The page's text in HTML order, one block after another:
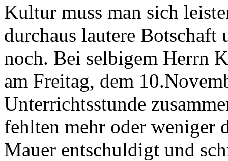
Kultur muss man sich
durchaus lautere
noch. Bei selbigem Herrn
am Freitag, dem
Unterrichtsstunde
fehlten mehr oder weniger
Mauer entschuldigt und